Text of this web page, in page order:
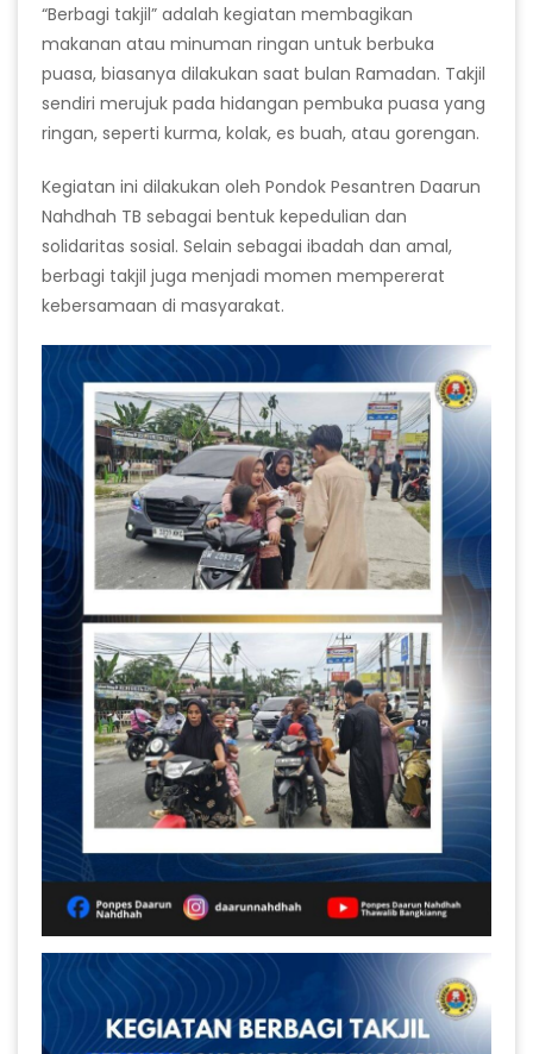
“Berbagi takjil” adalah kegiatan membagikan
makanan atau minuman ringan untuk berbuka
puasa, biasanya dilakukan saat bulan Ramadan. Takjil
sendiri merujuk pada hidangan pembuka puasa yang
ringan, seperti kurma, kolak, es buah, atau gorengan.
Kegiatan ini dilakukan oleh Pondok Pesantren Daarun
Nahdhah TB sebagai bentuk kepedulian dan
solidaritas sosial. Selain sebagai ibadah dan amal,
berbagi takjil juga menjadi momen mempererat
kebersamaan di masyarakat.